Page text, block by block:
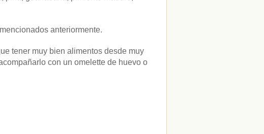
anteriormente.
tener muy bien alimentos desde muy
con un omelette de huevo o